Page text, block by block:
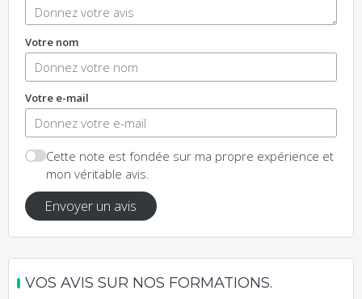
Votre nom
Votre e-mail
Cette note est fondée sur ma propre expérience et
mon véritable avis.
Envoyer un avis
VOS AVIS SUR NOS FORMATIONS.